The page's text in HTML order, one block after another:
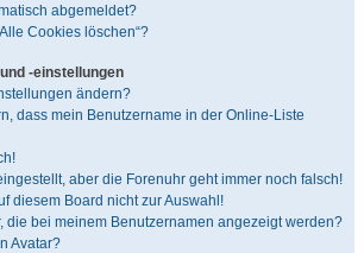
abgemeldet?
Cookies löschen“?
-einstellungen
ändern?
dass mein Benutzername in der Online-Liste
aber die Forenuhr geht immer noch falsch!
diesem Board nicht zur Auswahl!
die bei meinem Benutzernamen angezeigt werden?
Avatar?